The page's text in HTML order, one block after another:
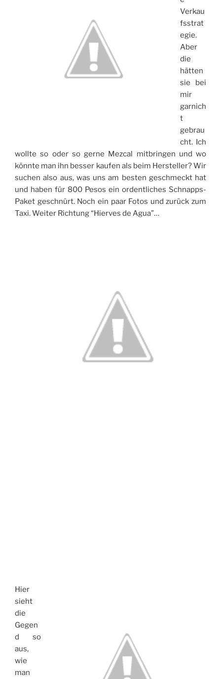
Verkau
fsstrat
egie.
Aber
die
hätten
sie bei
mir
garnich
t
gebrau
cht. Ich
wollte so oder so gerne Mezcal mitbringen und wo
könnte man ihn besser kaufen als beim Hersteller? Wir
suchen also aus, was uns am besten geschmeckt hat
und haben für 800 Pesos ein ordentliches Schnapps-
Paket geschnürt. Noch ein paar Fotos und zurück zum
Taxi. Weiter Richtung “Hierves de Agua”…
Hier
sieht
die
Gegen
d so
aus,
wie
man